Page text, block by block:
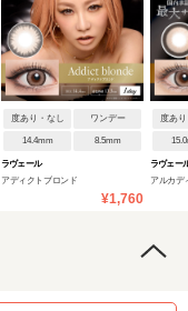
度あり・なし ワンデー
14.4mm 8.5mm
ラヴェール
アディクトブロンド
¥1,760
度あ
ラヴェー
アルカデ